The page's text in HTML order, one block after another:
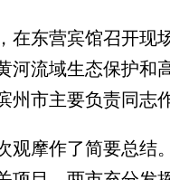
东营宾馆召开现
河流域生态保护和
州市主要负责同志
摩作了简要总结。